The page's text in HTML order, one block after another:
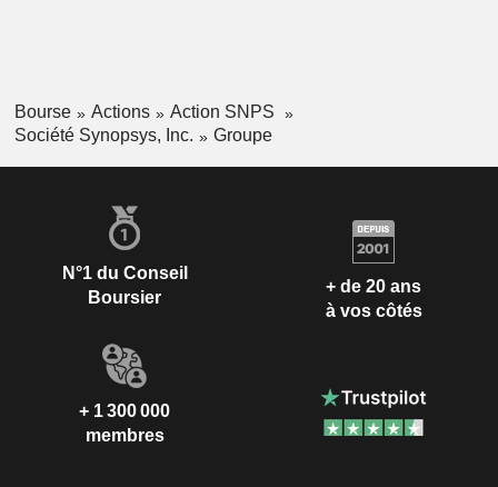
Bourse Actions
Action SNPS
Société Synopsys, Inc.
Groupe
N°1 du Conseil
Boursier
+ de 20 ans
à vos côtés
+ 1 300 000
membres